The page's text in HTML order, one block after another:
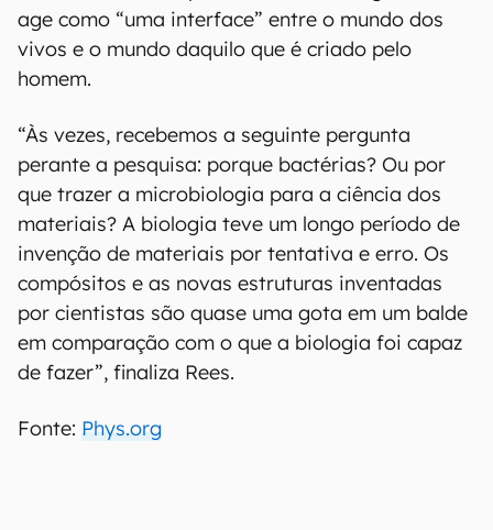
age como “uma interface” entre o mundo dos
vivos e o mundo daquilo que é criado pelo
homem.
“Às vezes, recebemos a seguinte pergunta
perante a pesquisa: porque bactérias? Ou por
que trazer a microbiologia para a ciência dos
materiais? A biologia teve um longo período de
invenção de materiais por tentativa e erro. Os
compósitos e as novas estruturas inventadas
por cientistas são quase uma gota em um balde
em comparação com o que a biologia foi capaz
de fazer”, finaliza Rees.
Fonte: Phys.org